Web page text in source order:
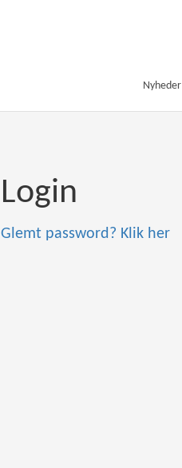
Nyheder
Login
Glemt password? Klik her